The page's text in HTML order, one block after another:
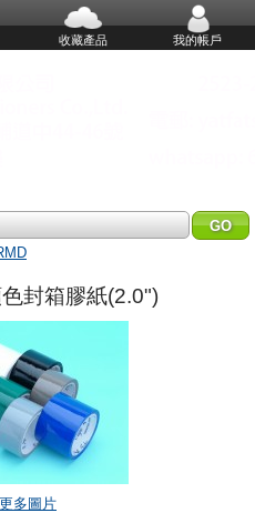
收藏產品 我的帳戶
封箱膠紙(2.0")
多圖片